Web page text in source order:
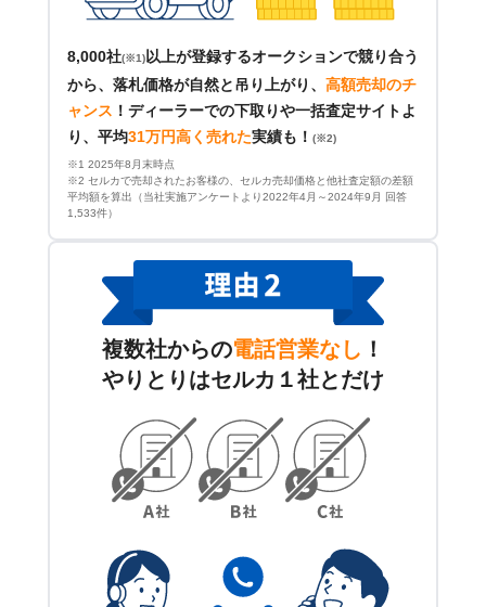
8,000社(※1) 以上が登録するオークションで競り合う
から、落札価格が自然と吊り上がり、 高額売却のチ
ャンス ！ ディーラーでの下取りや一括査定サイトよ
り、平均31万円高く売れた実績も！ (※2)
※1 2025年8月末時点
※2 セルカで売却されたお客様の、セルカ売却価格と他社査定額の差額
平均額を算出（当社実施アンケートより2022年4月～2024年9月 回答
1,533件）
複数社からの電話営業なし ！
やりとりはセルカ１社とだけ